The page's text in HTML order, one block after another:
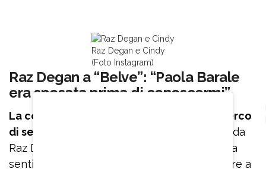
Raz Degan e Cindy
(Foto Instagram)
Raz Degan a “Belve”: “Paola Barale
era sposata prima di conoscermi”
La conversazione si sposta sull’amore. “Cerco
di sedurre la mia donna ogni giorno
– confida
Raz Degan – Non ho mai avuto un’esperienza
sentimentale con un uomo. Niente da togliere a